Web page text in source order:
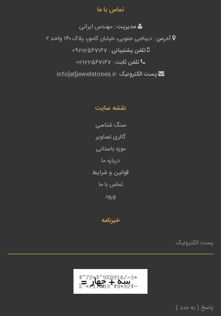
تماس با ما
مدیریت : مهندس ایرانی
آدرس : دیباجی جنوبی، خیابان کامور، پلاک ۱۴۰ واحد ۲
تلفن پشتیبانی : 09212567167
تلفن ثابت : 02122567167
پست الکترونیک :info[at]jewelstones.ir
نقشه سایت
سنگ شناسی
گالری تصاویر
موزه باستانی
درباره ما
قوانین و شرایط
تماس با ما
ورود
خبرنامه